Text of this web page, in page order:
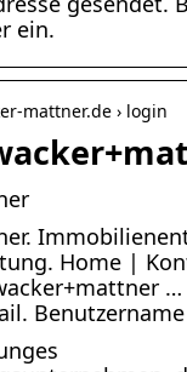
ein.
mattner.de › login
Home |
…